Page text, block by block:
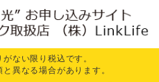
ない限り税込です。
異なる場合があります。